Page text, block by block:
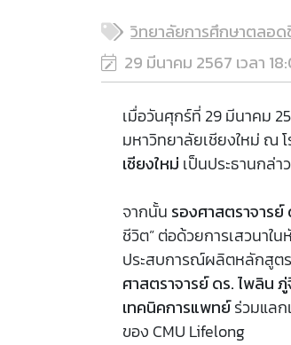
วิทยาลัยการศึกษาตลอด
29 มีนาคม 2567 เวลา
เมื่อวันศุกร์ที่ 29 มีนาคม
มหาวิทยาลัยเชียงใหม่ ณ
เชียงใหม่ เป็นประธานกล่
จากนั้น รองศาสตราจาร
ชีวิต” ต่อด้วยการเสวนา
ประสบการณ์ผลิตหลักสูต
ศาสตราจารย์ ดร. ไพลิน
เทคนิคการแพทย์ร่วมแลก
ของ CMU Lifelong